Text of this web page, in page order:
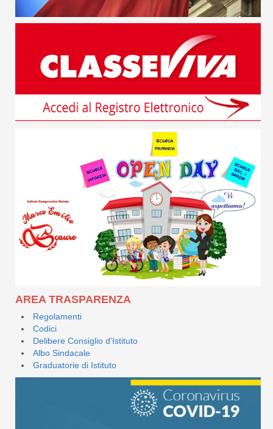
AREA TRASPARENZA
Regolamenti
Codici
Delibere Consiglio d'Istituto
Albo Sindacale
Graduatorie di Istituto